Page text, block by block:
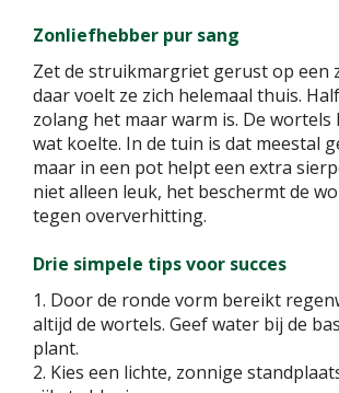
Zonliefhebber pur sang
Zet de struikmargriet gerust op een
daar voelt ze zich helemaal thuis.
zolang het maar warm is. De
wat koelte. In de tuin is dat meestal
maar in een pot helpt een extra
niet alleen leuk, het beschermt de
tegen oververhitting.
Drie simpele tips voor succes
1. Door de ronde vorm bereikt
altijd de wortels. Geef water bij de
plant.
2. Kies een lichte, zonnige